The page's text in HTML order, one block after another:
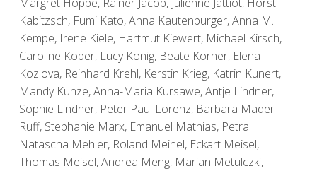
Kabitzsch, Fumi Kato, Anna Kautenburger, Anna M.
Kempe, Irene Kiele, Hartmut Kiewert, Michael Kirsch,
Caroline Kober, Lucy König, Beate Körner, Elena
Kozlova, Reinhard Krehl, Kerstin Krieg, Katrin Kunert,
Mandy Kunze, Anna-Maria Kursawe, Antje Lindner,
Sophie Lindner, Peter Paul Lorenz, Barbara Mäder-
Ruff, Stephanie Marx, Emanuel Mathias, Petra
Natascha Mehler, Roland Meinel, Eckart Meisel,
Thomas Meisel, Andrea Meng, Marian Metulczki,